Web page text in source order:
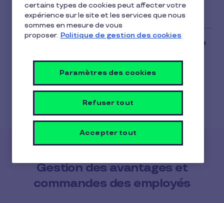
Gestion des avantages et
commandes des employés
certains types de cookies peut affecter votre
expérience sur le site et les services que nous
sommes en mesure de vous
proposer. Politique de gestion des cookies
Paramètres des cookies
Refuser tout
Accepter tout